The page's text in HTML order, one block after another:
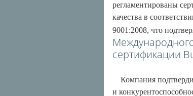
регламентированы
качества в
9001:2008, что
сертификации
Компания
и